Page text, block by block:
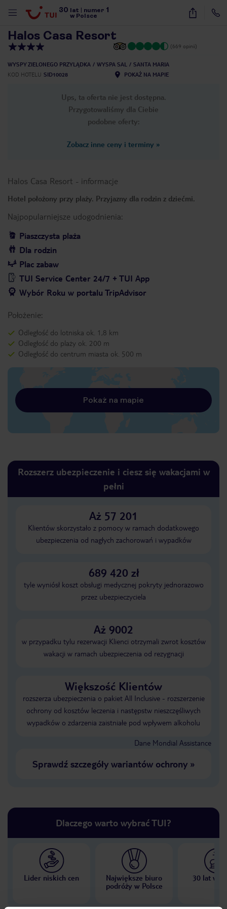
30 lat numer 1
w Polsce
24
Halos Casa Resort
(669 opinii)
WYSPY ZIELONEGO PRZYLĄDKA WYSPA SAL
SANTA MARIA
KOD HOTELU SID10028 POKAŻ NA MAPIE
Ups, ta oferta nie jest dostępna.
Przygotowaliśmy dla Ciebie
podobne oferty:
Zobacz inne ceny i terminy »
Halos Casa Resort - informacje
Hotel położony przy plaży. Przyjazny dla rodzin z dziećmi.
Najpopularniejsze udogodnienia:
Piaszczysta plaża
Dla rodzin
Plac zabaw
TUI Service Center 24/7 + TUI App
Wybór Roku w portalu TripAdvisor
Położenie:
Odległość do lotniska ok. 1,8 km
Odległość do plaży ok. 200 m
Odległość do centrum miasta ok. 500 m
Pokaż na mapie
Rozszerz ubezpieczenie i ciesz się wakacjami w
pełni
Aż 57 201
Klientów skorzystało z pomocy w ramach dodatkowego
ubezpieczenia od nagłych zachorowań i wypadków
689 420 zł
tyle wyniósł koszt obsługi medycznej pokryty jednorazowo
przez ubezpieczyciela
Aż 9002
w przypadku tylu rezerwacji Klienci otrzymali zwrot kosztów
wakacji w ramach ubezpieczenia od rezygnacji
Większość Klientów
rozszerza ubezpieczenia o pakiet All Inclusive - rozszerzenie
ochrony od kosztów leczenia i następstw nieszczęśliwych
wypadków o zdarzenia zaistniałe pod wpływem alkoholu
Dane Mondial Assistance
Sprawdź szczegóły wariantów ochrony»
Dlaczego warto wybrać TUI?
Lider niskich cen
Największe biuro
podróży w Polsce
30 lat w